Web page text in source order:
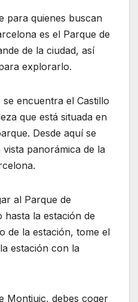
para quienes buscan
es el Parque de
de la ciudad, así
explorarlo.
encuentra el Castillo
que está situada en
Desde aquí se
panorámica de la
al Parque de
la estación de
de la estación, tome el
estación con la
Montjuic, debes coger